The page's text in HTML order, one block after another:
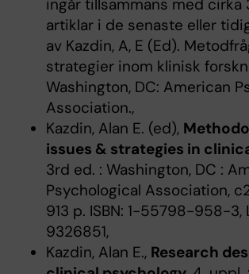
ingår tillsammans med cirka
artiklar i de senaste eller
av Kazdin, A, E (Ed).
strategier inom klinisk
Washington, DC: American
Association.,
Kazdin, Alan E. (ed),
issues & strategies in
3rd ed. : Washington, DC :
Psychological Association,
913 p. ISBN: 1-55798-958-3,
9326851,
Kazdin, Alan E., Research